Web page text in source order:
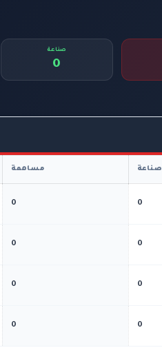
صناعة
0
صناعة مساهمة
0
0
0
0
0
0
0
0